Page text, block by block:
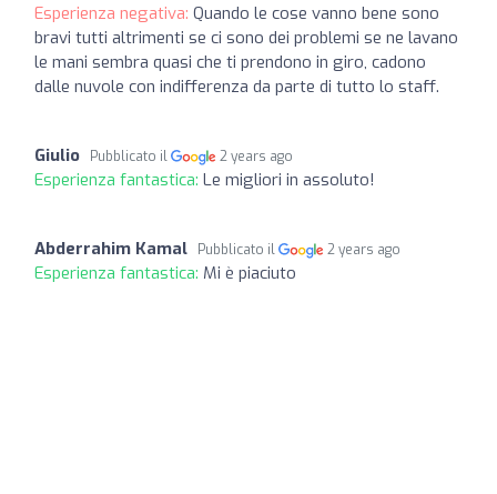
Esperienza negativa: Quando le cose vanno bene sono
bravi tutti altrimenti se ci sono dei problemi se ne lavano
le mani sembra quasi che ti prendono in giro, cadono
dalle nuvole con indifferenza da parte di tutto lo staff.
Giulio Pubblicato il 2 years ago
Esperienza fantastica: Le migliori in assoluto!
Abderrahim Kamal Pubblicato il 2 years ago
Esperienza fantastica: Mi è piaciuto